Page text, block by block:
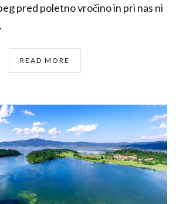
pred poletno vročino in pri nas ni
READ MORE